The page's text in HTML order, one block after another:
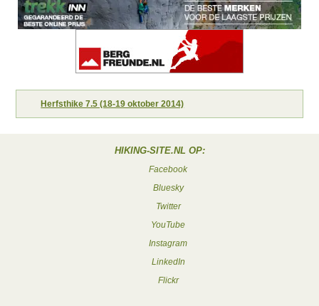
Herfsthike 7.5 (18-19 oktober 2014)
HIKING-SITE.NL OP:
Facebook
Bluesky
Twitter
YouTube
Instagram
LinkedIn
Flickr